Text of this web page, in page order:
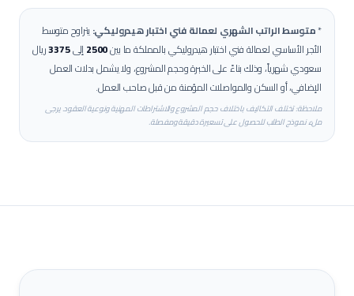
*متوسط الراتب الشهري لعمالةفني اختبار هيدروليكي:يتراوح متوسط
الأجر الأساسي لعمالةفني اختبار هيدروليكيبالمملكة ما بين2500إلى3375ريال
سعودي شهرياً، وذلك بناءً على الخبرة وحجم المشروع، ولا يشمل بدلات العمل
الإضافي، أو السكن والمواصلات المؤمنة من قبل صاحب العمل.
ملاحظة: تختلف التكاليف باختلاف حجم المشروع والاشتراطات المهنية ونوعية العقود. يرجى
ملء نموذج الطلب للحصول على تسعيرة دقيقة ومفصلة.